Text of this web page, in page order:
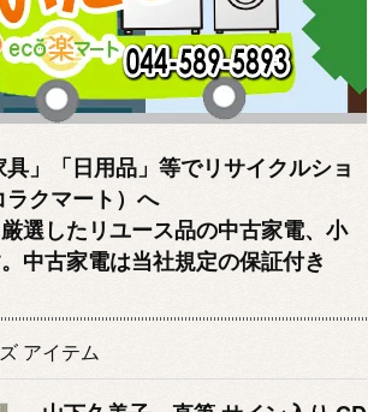
」「日用品」等でリサイクルショ
クマート）へ
選したリユース品の中古家電、小
中古家電は当社規定の保証付き
アイテム